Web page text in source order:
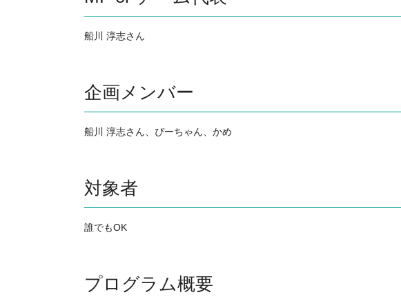
船川 淳志さん
企画メンバー
船川 淳志さん、ぴーちゃん、かめ
対象者
誰でもOK
プログラム概要